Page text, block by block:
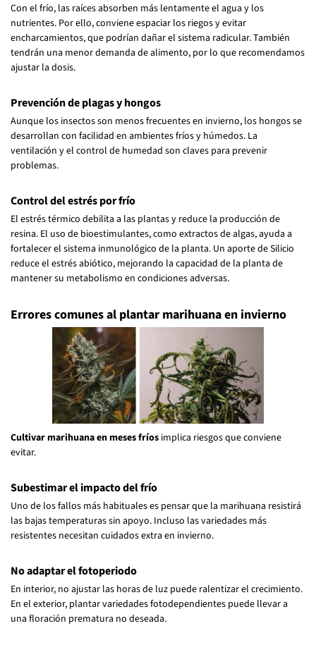
Con el frío, las raíces absorben más lentamente el agua y los
nutrientes. Por ello, conviene espaciar los riegos y evitar
encharcamientos, que podrían dañar el sistema radicular. También
tendrán una menor demanda de alimento, por lo que recomendamos
ajustar la dosis.
Prevención de plagas y hongos
Aunque los insectos son menos frecuentes en invierno, los hongos se
desarrollan con facilidad en ambientes fríos y húmedos. La
ventilación y el control de humedad son claves para prevenir
problemas.
Control del estrés por frío
El estrés térmico debilita a las plantas y reduce la producción de
resina. El uso de bioestimulantes, como extractos de algas, ayuda a
fortalecer el sistema inmunológico de la planta. Un aporte de Silicio
reduce el estrés abiótico, mejorando la capacidad de la planta de
mantener su metabolismo en condiciones adversas.
Errores comunes al plantar marihuana en invierno
Cultivar marihuana en meses fríos implica riesgos que conviene
evitar.
Subestimar el impacto del frío
Uno de los fallos más habituales es pensar que la marihuana resistirá
las bajas temperaturas sin apoyo. Incluso las variedades más
resistentes necesitan cuidados extra en invierno.
No adaptar el fotoperiodo
En interior, no ajustar las horas de luz puede ralentizar el crecimiento.
En el exterior, plantar variedades fotodependientes puede llevar a
una floración prematura no deseada.